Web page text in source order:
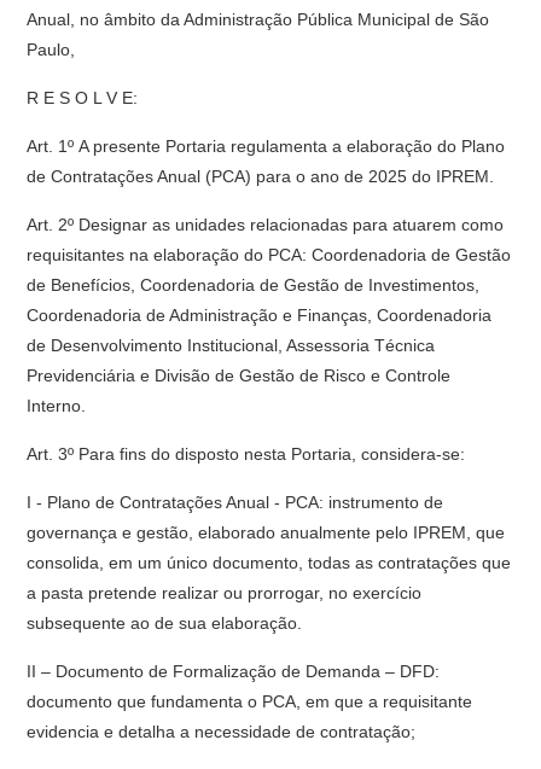
Anual, no âmbito da Administração Pública Municipal de São
Paulo,
R E S O L V E:
Art. 1º A presente Portaria regulamenta a elaboração do Plano
de Contratações Anual (PCA) para o ano de 2025 do IPREM.
Art. 2º Designar as unidades relacionadas para atuarem como
requisitantes na elaboração do PCA: Coordenadoria de Gestão
de Benefícios, Coordenadoria de Gestão de Investimentos,
Coordenadoria de Administração e Finanças, Coordenadoria
de Desenvolvimento Institucional, Assessoria Técnica
Previdenciária e Divisão de Gestão de Risco e Controle
Interno.
Art. 3º Para fins do disposto nesta Portaria, considera-se:
I - Plano de Contratações Anual - PCA: instrumento de
governança e gestão, elaborado anualmente pelo IPREM, que
consolida, em um único documento, todas as contratações que
a pasta pretende realizar ou prorrogar, no exercício
subsequente ao de sua elaboração.
II – Documento de Formalização de Demanda – DFD:
documento que fundamenta o PCA, em que a requisitante
evidencia e detalha a necessidade de contratação;